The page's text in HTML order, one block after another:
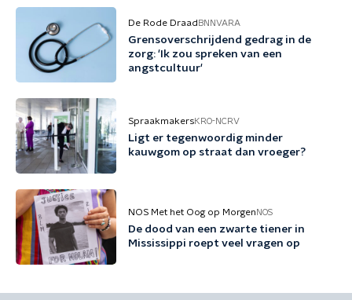
De Rode Draad BNNVARA
Grensoverschrijdend gedrag in de
zorg: 'Ik zou spreken van een
angstcultuur'
SpraakmakersKRO-NCRV
Ligt er tegenwoordig minder
kauwgom op straat dan vroeger?
NOS Met het Oog op Morgen NOS
De dood van een zwarte tiener in
Mississippi roept veel vragen op